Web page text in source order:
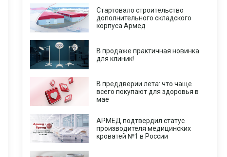
Стартовало строительство
дополнительного складского
корпуса Армед
В продаже практичная новинка
для клиник!
В преддверии лета: что чаще
всего покупают для здоровья в
мае
АРМЕД подтвердил статус
производителя медицинских
кроватей №1 в России